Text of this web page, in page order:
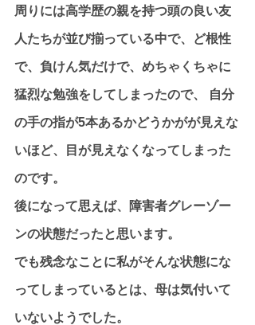
周りには高学歴の親を持つ頭の良い友
人たちが並び揃っている中で、ど根性
で、負けん気だけで、めちゃくちゃに
猛烈な勉強をしてしまったので、 自分
の手の指が5本あるかどうかがが見えな
いほど、目が見えなくなってしまった
のです。
後になって思えば、障害者グレーゾー
ンの状態だったと思います。
でも残念なことに私がそんな状態にな
ってしまっているとは、母は気付いて
いないようでした。